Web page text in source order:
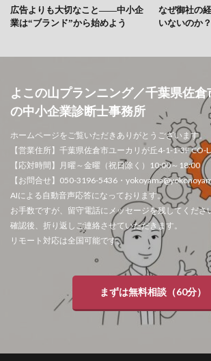
広告よりも大切なこと――中小企
業は“ブランド”から始めよう
なぜ御社の
いないのか？
よこの山プランニング／千葉県佐
の中小企業診断士事務所
ホームページをご覧いただきありがとうございます。
【営業住所】千葉県佐倉市ユーカリが丘4-1-1-3F CO-
【応対時間】月曜～金曜（祝日除く）10:00～18:00
【お問合せ】050-3196-5436・
AIによる自動音声応答になっております。
お手数ですが、留守電話にメッセージを残してくださ
確認後、折り返しご連絡させていただきます。
リモート対応は全国可能です。
まずは無料相談（60分）